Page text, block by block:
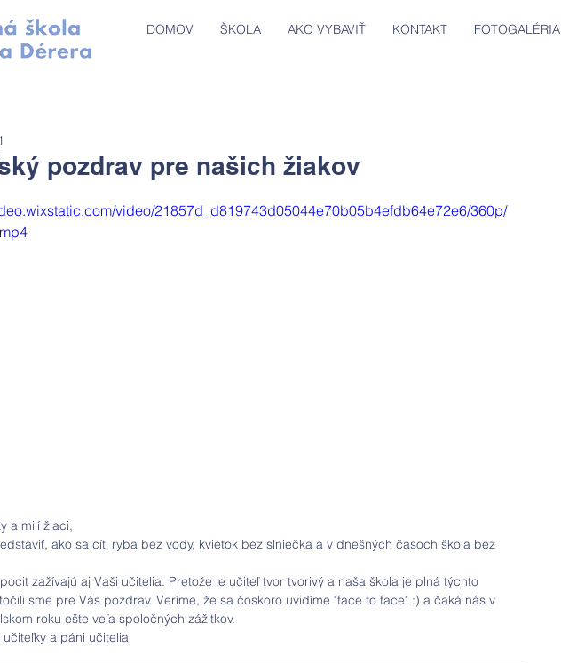
DOMOV ŠKOLA AKO VYBAVIŤ KONTAKT FOTOGALÉRIA
pozdrav pre našich žiakov
video/21857d_d819743d05044e70b05b4efdb64e72e6/360p/
a milí žiaci,
ako sa cíti ryba bez vody, kvietok bez slniečka a v dnešných časoch škola bez
zažívajú aj Vaši učitelia. Pretože je učiteľ tvor tvorivý a naša škola je plná týchto
sme pre Vás pozdrav. Veríme, že sa čoskoro uvidíme "face to face" :) a čaká nás v
roku ešte veľa spoločných zážitkov.
a páni učitelia